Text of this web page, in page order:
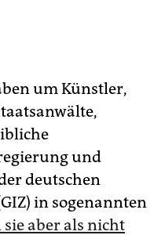
um Künstler,
und
deutschen
in sogenannten
sie aber als nicht